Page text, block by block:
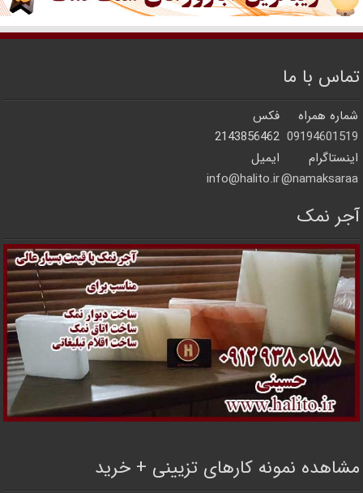
تماس با ما
شماره همراه
فکس
09194601519
2143856462
اینستاگرام
ایمیل
namaksaraa@
info@halito.ir
آجر نمک
مشاهده نمونه کارهای تزیینی + خرید